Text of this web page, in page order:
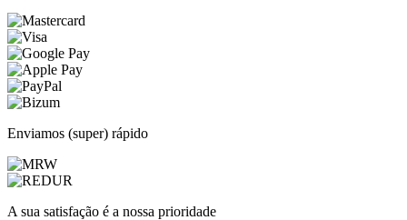
Enviamos (super) rápido
A sua satisfação é a nossa prioridade